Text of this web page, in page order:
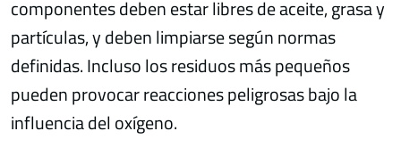
componentes deben estar libres de aceite, grasa y
partículas, y deben limpiarse según normas
definidas. Incluso los residuos más pequeños
pueden provocar reacciones peligrosas bajo la
influencia del oxígeno.